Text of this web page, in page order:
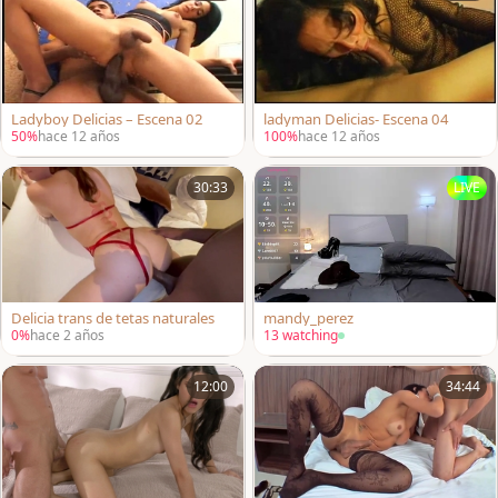
Ladyboy Delicias – Escena 02
50%hace 12 años
ladyman Delicias- Escena 04
100%hace 12 años
30:33
Delicia trans de tetas naturales
0%hace 2 años
LIVE
mandy_perez
13 watching
12:00 34:44